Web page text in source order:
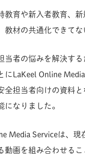
教育や新入者教育、
教材の共通化できて
当者の悩みを解決す
にLaKeel Online
全担当者向けの資料
になりました。
Media Serviceは、
動画を組み合わせる